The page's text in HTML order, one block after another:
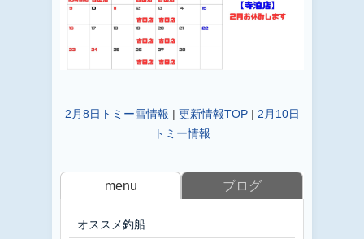
2月8日トミー雪情報 | 更新情報TOP| 2月10日
トミー情報
menu ブログ
オススメ釣船